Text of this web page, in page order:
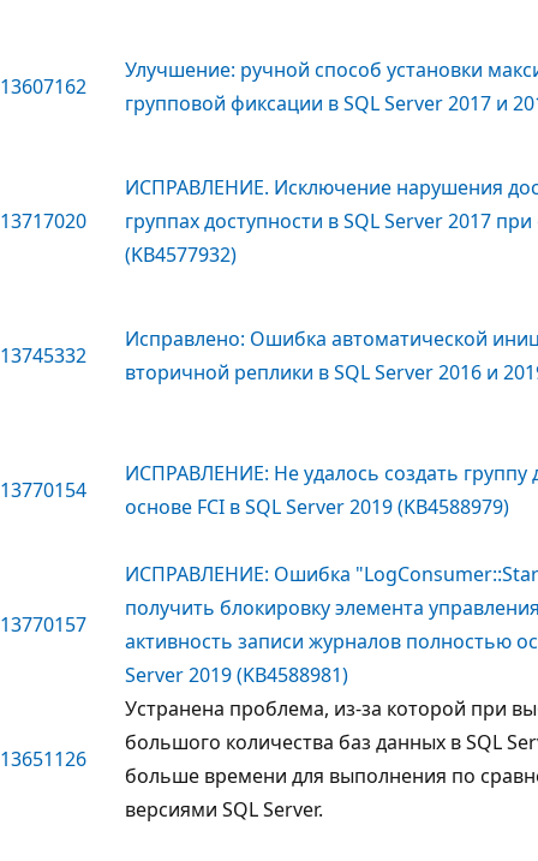
13607162
Улучшение: ручной способ установки
групповой фиксации в SQL Server 2017 и
13717020
ИСПРАВЛЕНИЕ. Исключение нарушения
группах доступности в SQL Server 2017
(KB4577932)
13745332
Исправлено: Ошибка автоматической
вторичной реплики в SQL Server 2016 и
13770154
ИСПРАВЛЕНИЕ: Не удалось создать группу
основе FCI в SQL Server 2019 (KB4588979)
13770157
ИСПРАВЛЕНИЕ: Ошибка
получить блокировку элемента
активность записи журналов полностью
Server 2019 (KB4588981)
13651126
Устранена проблема, из-за которой при
большого количества баз данных в SQL
больше времени для выполнения по
версиями SQL Server.